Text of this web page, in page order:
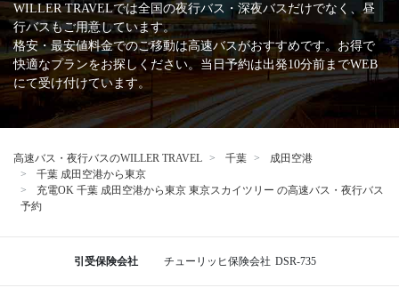
WILLER TRAVELでは全国の夜行バス・深夜バスだけでなく、昼
行バスもご用意しています。
格安・最安値料金でのご移動は高速バスがおすすめです。お得で
快適なプランをお探しください。当日予約は出発10分前までWEB
にて受け付けています。
高速バス・夜行バスのWILLER TRAVEL 千葉
成田空港
千葉 成田空港から東京
充電OK 千葉 成田空港から東京 東京スカイツリー の高速バス・夜行バス
予約
引受保険会社 チューリッヒ保険会社 DSR-735